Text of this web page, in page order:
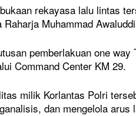
rekayasa lalu lintas
Raharja Muhammad
pemberlakuan one
Command Center KM 29.
milik Korlantas Polri
dan mengelola